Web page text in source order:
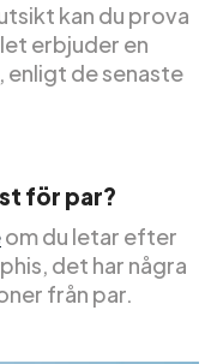
kan du prova
erbjuder en
enligt de senaste
för par?
om du letar efter
det har några
från par.